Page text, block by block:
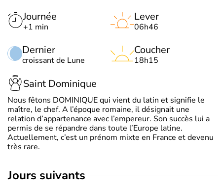
Journée
+1 min
Dernier
croissant de Lune
Lever
06h46
Coucher
18h15
Saint Dominique
Nous fêtons DOMINIQUE qui vient du latin et signifie le
maître, le chef. A l’époque romaine, il désignait une
relation d’appartenance avec l’empereur. Son succès lui a
permis de se répandre dans toute l’Europe latine.
Actuellement, c’est un prénom mixte en France et devenu
très rare.
jours suivants